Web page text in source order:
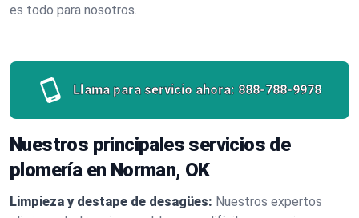
es todo para nosotros.
Llama para servicio ahora: 888-788-9978
Nuestros principales servicios de
plomería en Norman, OK
Limpieza y destape de desagües: Nuestros expertos